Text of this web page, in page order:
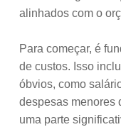
alinhados com o
Para começar, é
de custos. Isso
óbvios, como
despesas menores
uma parte